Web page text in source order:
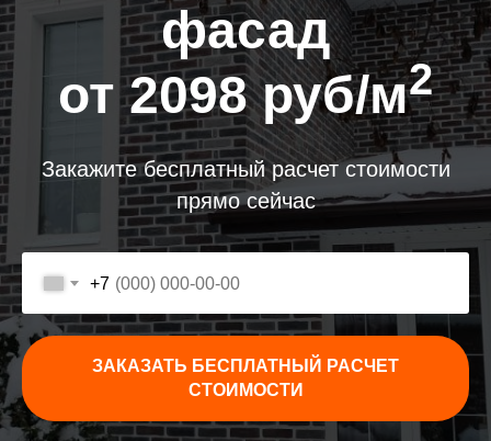
фасад
от 2098 руб/м2
Закажите бесплатный расчет стоимости
прямо сейчас
+7
ЗАКАЗАТЬ БЕСПЛАТНЫЙ РАСЧЕТ
СТОИМОСТИ